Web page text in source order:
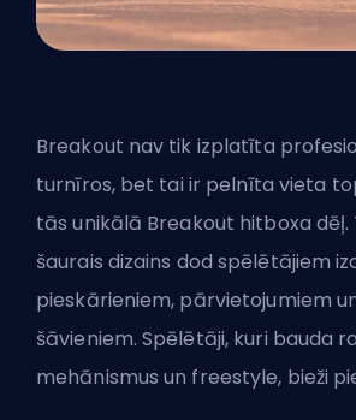
Breakout nav tik izplatīta
turnīros, bet tai ir pelnīta vieta
tās unikālā Breakout hitboxa dēļ.
šaurais dizains dod spēlētājiem
pieskārieniem, pārvietojumiem
šāvieniem. Spēlētāji, kuri bauda
mehānismus un freestyle, bieži